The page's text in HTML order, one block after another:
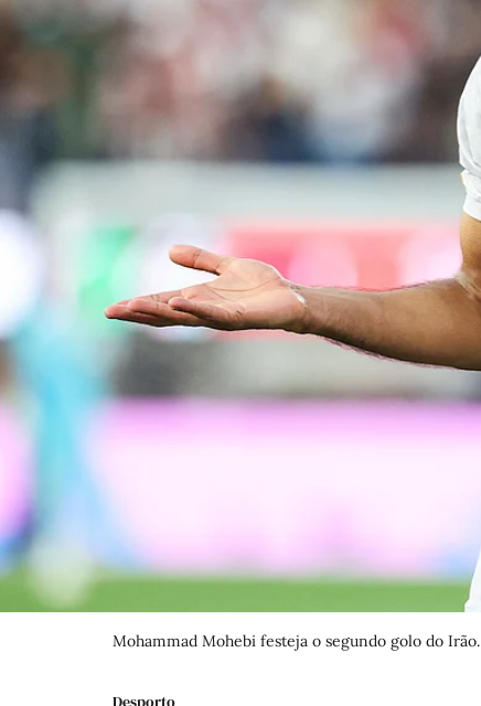
Mohammad Mohebi festeja o segundo golo do Irão.
Desporto